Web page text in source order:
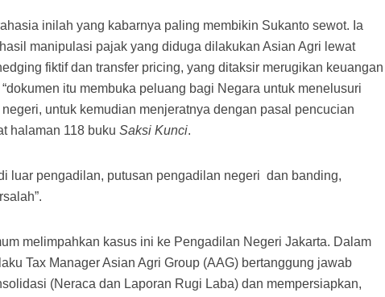
inilah yang kabarnya paling membikin Sukanto sewot. Ia
manipulasi pajak yang diduga dilakukan Asian Agri lewat
fiktif dan transfer pricing, yang ditaksir merugikan keuangan
itu membuka peluang bagi Negara untuk menelusuri
untuk kemudian menjeratnya dengan pasal pencucian
halaman 118 bukuSaksi Kunci.
luar pengadilan, putusan pengadilan negeri dan banding,
melimpahkan kasus ini ke Pengadilan Negeri Jakarta. Dalam
Tax Manager Asian Agri Group (AAG) bertanggung jawab
(Neraca dan Laporan Rugi Laba) dan mempersiapkan,